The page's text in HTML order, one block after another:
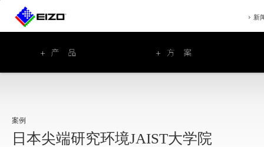
新
案例
日本尖端研究环境JAIST大学院